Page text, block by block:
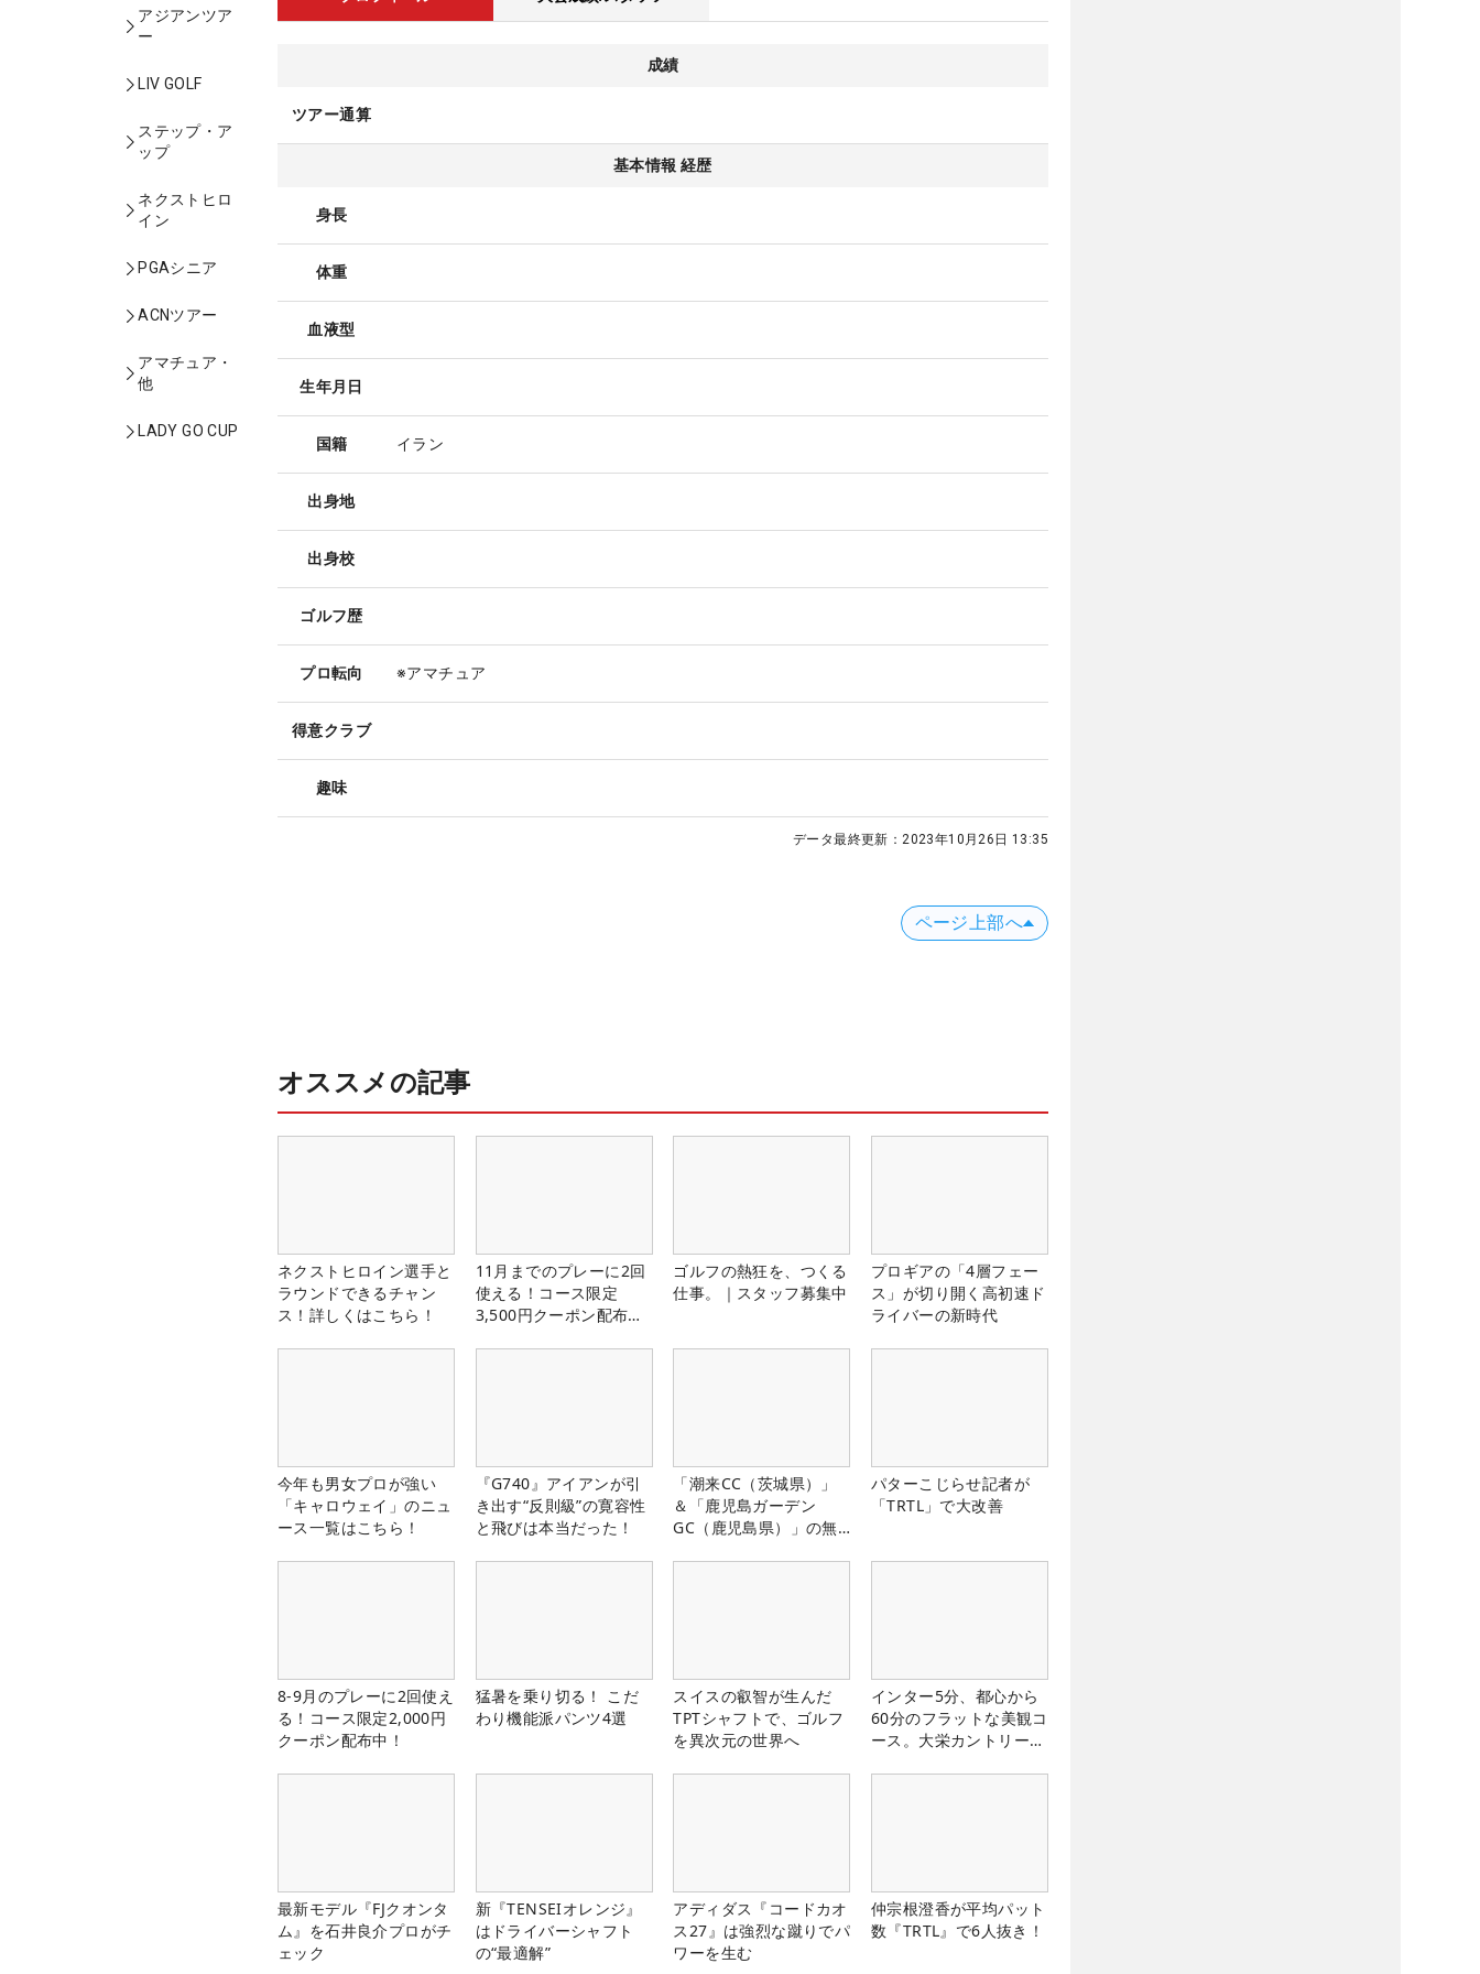
アジアンツア
ー
LIV GOLF
ステップ・ア
ップ
ネクストヒロ
イン
PGAシニア
ACNツアー
アマチュア・
他
LADY GO CUP
成績
ツアー通算
基本情報 経歴
身長
体重
血液型
生年月日
国籍 イラン
出身地
出身校
ゴルフ歴
プロ転向 ※アマチュア
得意クラブ
趣味
データ最終更新： 2023年10月26日 13:35
ページ上部へ
オススメの記事
ネクストヒロイン選手と
ラウンドできるチャン
ス！詳しくはこちら！
11月までのプレーに2回
使える！コース限定
3,500円クーポン配布
ゴルフの熱狂を、つくる
仕事。｜スタッフ募集中
プロギアの「4層フェー
ス」が切り開く高初速ド
ライバーの新時代
今年も男女プロが強い
「キャロウェイ」のニュ
ース一覧はこちら！
『G740』アイアンが引
き出す“反則級”の寛容性
と飛びは本当だった！
「潮来CC（茨城県）」
＆「鹿児島ガーデン
GC（鹿児島県）」の無
パターこじらせ記者が
「TRTL」で大改善
8-9月のプレーに2回使え
る！コース限定2,000円
クーポン配布中！
猛暑を乗り切る！ こだ
わり機能派パンツ4選
スイスの叡智が生んだ
TPTシャフトで、ゴルフ
を異次元の世界へ
インター5分、都心から
60分のフラットな美観コ
ース。大栄カントリー俱
最新モデル『FJクオンタ
ム』を石井良介プロがチ
ェック
新『TENSEIオレンジ』
はドライバーシャフト
の“最適解”
アディダス『コードカオ
ス27』は強烈な蹴りでパ
ワーを生む
仲宗根澄香が平均パット
数『TRTL』で6人抜き！